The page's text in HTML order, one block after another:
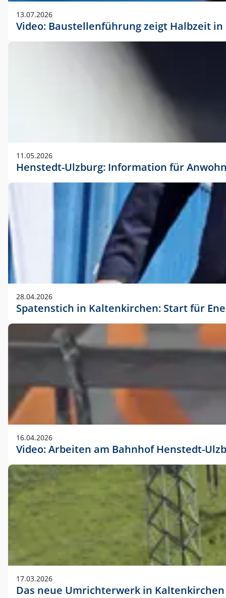
13.07.2026
Video: Baustellenführung zeigt Halbzeit
11.05.2026
Henstedt-Ulzburg: Information für
28.04.2026
Spatenstich in Kaltenkirchen: Start für
16.04.2026
Video: Arbeiten am Bahnhof Henstedt-
17.03.2026
Das neue Umrichterwerk in Kaltenkirchen